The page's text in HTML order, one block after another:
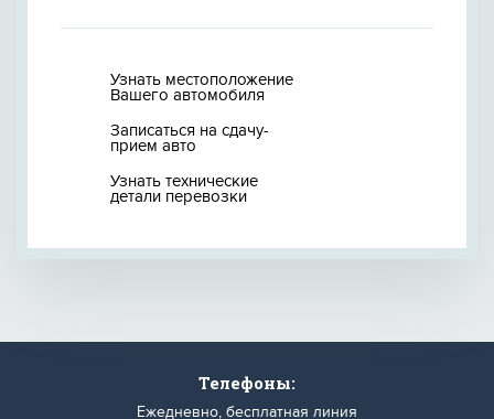
Узнать местоположение
Вашего автомобиля
Записаться на сдачу-
прием авто
Узнать технические
детали перевозки
Телефоны:
Ежедневно, бесплатная линия